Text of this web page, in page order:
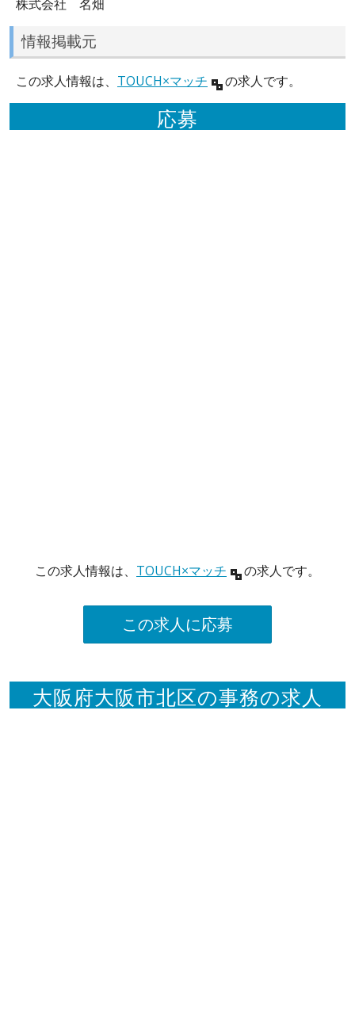
株式会社 名畑
情報掲載元
この求人情報は、 TOUCH×マッチ の求人です。
応募
この求人情報は、 TOUCH×マッチ の求人です。
この求人に応募
大阪府大阪市北区の事務の求人